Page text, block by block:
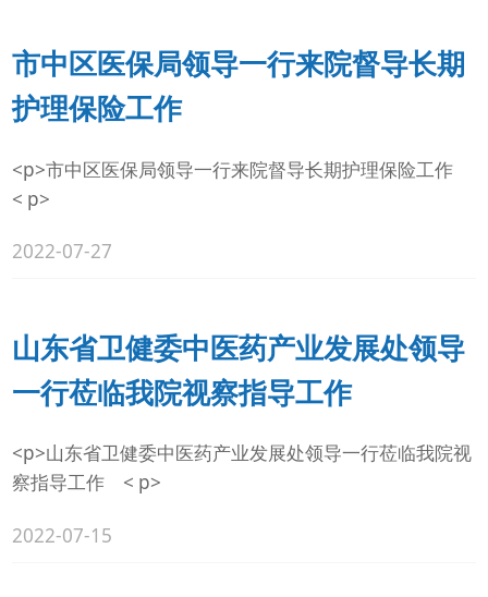
市中区医保局领导一行来院督导长期
护理保险工作
<p>市中区医保局领导一行来院督导长期护理保险工作
< p>
2022-07-27
山东省卫健委中医药产业发展处领导
一行莅临我院视察指导工作
<p>山东省卫健委中医药产业发展处领导一行莅临我院视
察指导工作 < p>
2022-07-15